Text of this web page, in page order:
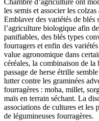
Chambre d’agriculture ont
les semis et associer les
Emblaver des variétés de blés
l’agriculture biologique afin
panifiables, des blés types
fourragers et enfin des
value agronomique dans
céréales, la combinaison de la
passage de herse étrille
lutter contre les graminées
fourragères : moha, millet,
maïs en terrain séchant. La
associations de cultures et les
de légumineuses fourragères.